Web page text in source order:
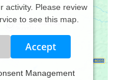
activity. Please review
to see this map.
Accept
Management